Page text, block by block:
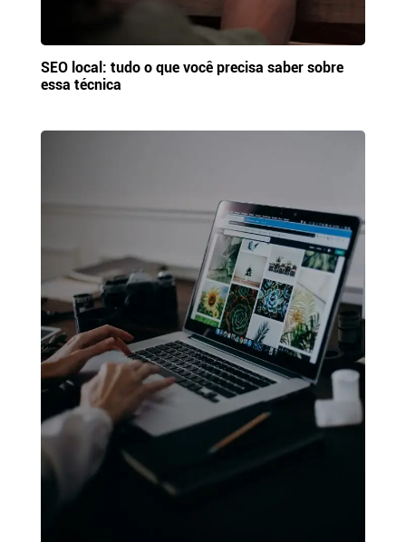
SEO local: tudo o que você precisa saber sobre
essa técnica